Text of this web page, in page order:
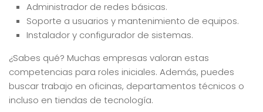
Administrador de redes básicas.
Soporte a usuarios y mantenimiento de equipos.
Instalador y configurador de sistemas.
¿Sabes qué? Muchas empresas valoran estas
competencias para roles iniciales. Además, puedes
buscar trabajo en oficinas, departamentos técnicos o
incluso en tiendas de tecnología.